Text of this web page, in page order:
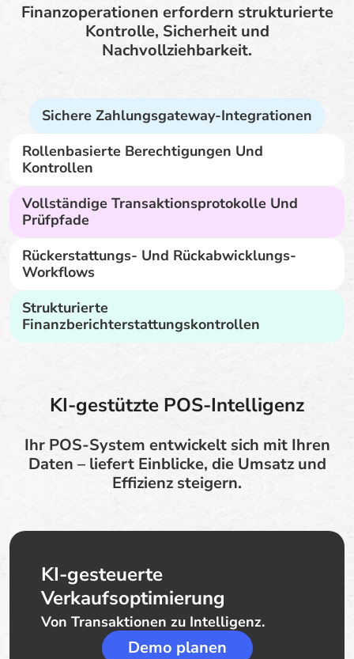
Finanzoperationen erfordern strukturierte
Kontrolle, Sicherheit und
Nachvollziehbarkeit.
Sichere Zahlungsgateway-Integrationen
Rollenbasierte Berechtigungen Und
Kontrollen
Vollständige Transaktionsprotokolle Und
Prüfpfade
Rückerstattungs- Und Rückabwicklungs-
Workflows
Strukturierte
Finanzberichterstattungskontrollen
KI-gestützte POS-Intelligenz
Ihr POS-System entwickelt sich mit Ihren
Daten – liefert Einblicke, die Umsatz und
Effizienz steigern.
KI-gesteuerte
Verkaufsoptimierung
Von Transaktionen zu Intelligenz.
Demo planen